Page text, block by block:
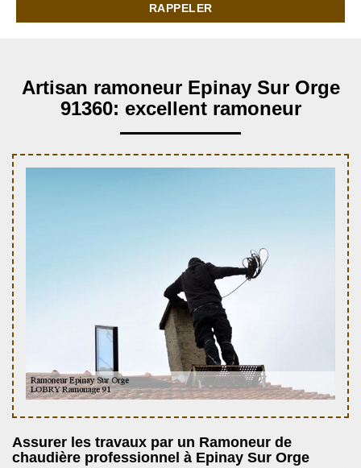
Artisan ramoneur Epinay Sur Orge
91360: excellent ramoneur
Assurer les travaux par un Ramoneur de
chaudière professionnel à Epinay Sur Orge